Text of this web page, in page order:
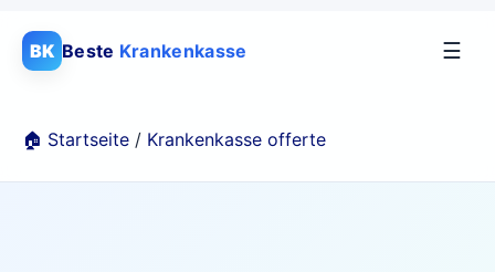
BK Beste Krankenkasse ☰
🏠 Startseite / Krankenkasse offerte